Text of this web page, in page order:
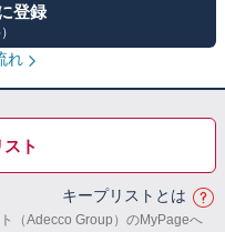
登録
れ
ト
キープリストとは
（Adecco Group）のMyPageへ